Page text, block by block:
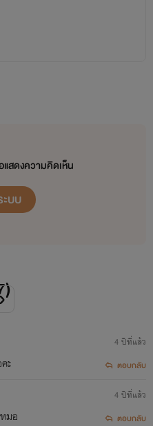
ร์ต นับว่าเป็นกำลัง
วน้อยๆคนนี้ 💕
สดงความคิดเห็น
ะบบ
)
ะ
4 ปีที่แล้ว
ตอบกลับ
มอ
4 ปีที่แล้ว
ตอบกลับ